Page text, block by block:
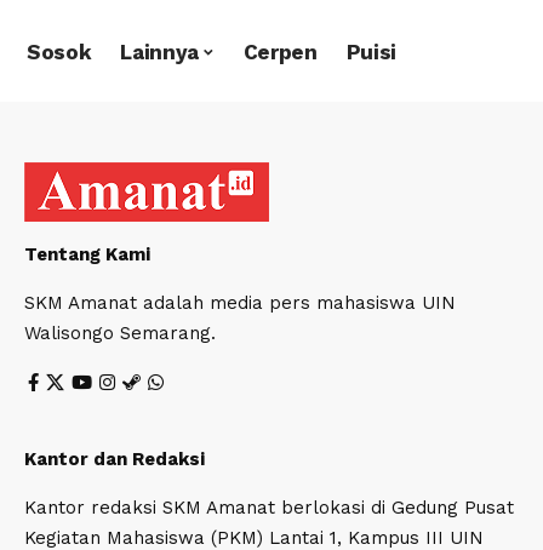
Sosok Lainnya Cerpen Puisi
Tentang Kami
SKM Amanat adalah media pers mahasiswa UIN
Walisongo Semarang.
Kantor dan Redaksi
Kantor redaksi SKM Amanat berlokasi di Gedung Pusat
Kegiatan Mahasiswa (PKM) Lantai 1, Kampus III UIN